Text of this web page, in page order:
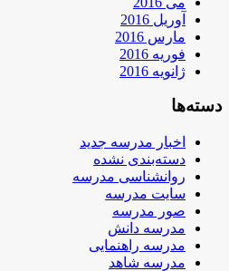
آوریل 2016
مارس 2016
فوریه 2016
ژانویه 2016
دسته‌ها
اخبار مدرسه جدید
دسته‌بندی نشده
روانشناسی مدرسه
سایت مدرسه
صور مدرسه
مدرسه دانش
مدرسه راهنمایی
مدرسه شاهد